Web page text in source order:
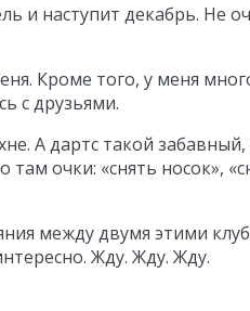
и наступит декабрь. Не
Кроме того, у меня
с друзьями.
А дартс такой
очки: «снять носок»,
между двумя этими
Жду. Жду. Жду.